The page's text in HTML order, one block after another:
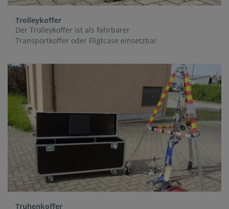
Trolleykoffer
Der Trolleykoffer ist als fahrbarer
Transportkoffer oder Fligtcase einsetzbar
Truhenkoffer